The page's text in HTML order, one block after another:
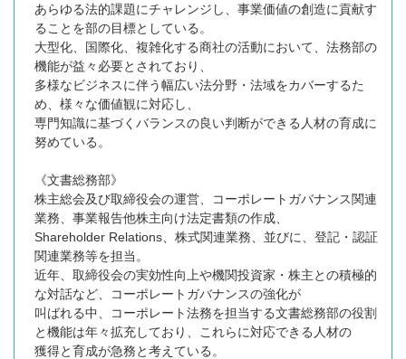
あらゆる法的課題にチャレンジし、事業価値の創造に貢献す
ることを部の目標としている。
大型化、国際化、複雑化する商社の活動において、法務部の
機能が益々必要とされており、
多様なビジネスに伴う幅広い法分野・法域をカバーするた
め、様々な価値観に対応し、
専門知識に基づくバランスの良い判断ができる人材の育成に
努めている。
《文書総務部》
株主総会及び取締役会の運営、コーポレートガバナンス関連
業務、事業報告他株主向け法定書類の作成、
Shareholder Relations、株式関連業務、並びに、登記・認証
関連業務等を担当。
近年、取締役会の実効性向上や機関投資家・株主との積極的
な対話など、コーポレートガバナンスの強化が
叫ばれる中、コーポレート法務を担当する文書総務部の役割
と機能は年々拡充しており、これらに対応できる人材の
獲得と育成が急務と考えている。